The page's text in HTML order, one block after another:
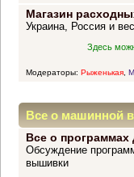
Магазин
Украина, Россия и
Здесь
Модераторы: Рыженькая,
Все о машинной
Все о
Обсуждение
вышивки